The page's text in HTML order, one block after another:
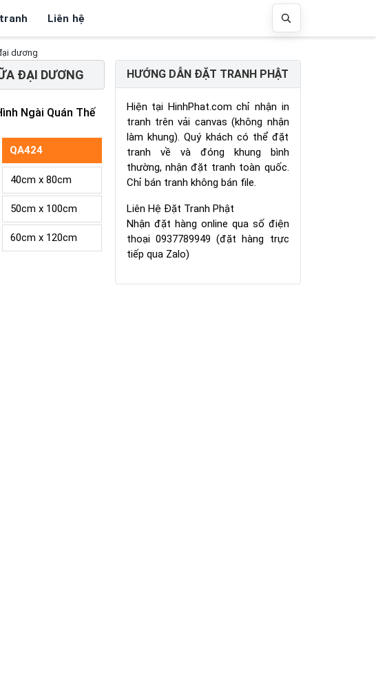
Liên hệ
dương
ĐẠI DƯƠNG
Ngài Quán Thế
QA424
40cm x 80cm
50cm x 100cm
60cm x 120cm
HƯỚNG DẪN ĐẶT TRANH PHẬT
Hiện tại HinhPhat.com chỉ nhận in
tranh trên vải canvas (không nhận
làm khung). Quý khách có thể đặt
tranh về và đóng khung bình
thường, nhận đặt tranh toàn quốc.
Chỉ bán tranh không bán file.
Liên Hệ Đặt Tranh Phật
Nhận đặt hàng online qua số điện
thoại 0937789949 (đặt hàng trực
tiếp qua Zalo)